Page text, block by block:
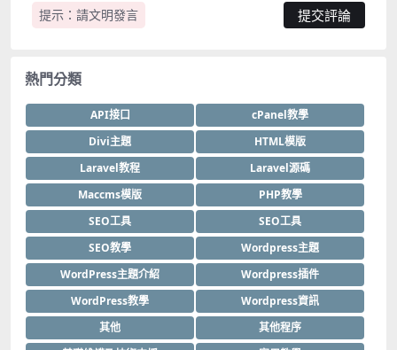
提示：請文明發言
熱門分類
API接口
cPanel教學
Divi主題
HTML模版
Laravel教程
Laravel源碼
Maccms模版
PHP教學
SEO工具
SEO工具
SEO教學
Wordpress主題
WordPress主題介紹
Wordpress插件
WordPress教學
Wordpress資訊
其他
其他程序